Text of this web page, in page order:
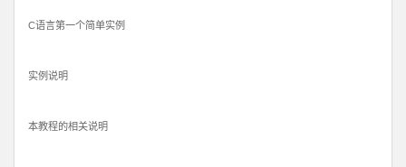
C语言第一个简单实例
实例说明
本教程的相关说明